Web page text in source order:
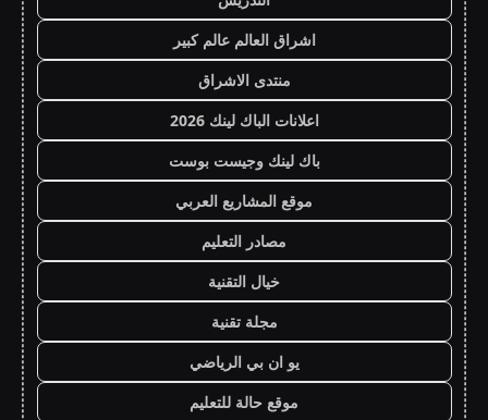
اشراق العالم عالم كبير
منتدى الاشراق
اعلانات الباك لينك 2026
باك لينك وجيست بوست
موقع المشاريع العربي
مصادر التعليم
خيال التقنية
مجلة تقنية
يو ان بي الرياضي
موقع حالة للتعليم